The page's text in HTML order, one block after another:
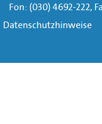
Fon: (030) 4692-222,
Datenschutzhinweise